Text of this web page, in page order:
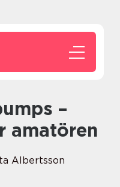
amatören
Albertsson